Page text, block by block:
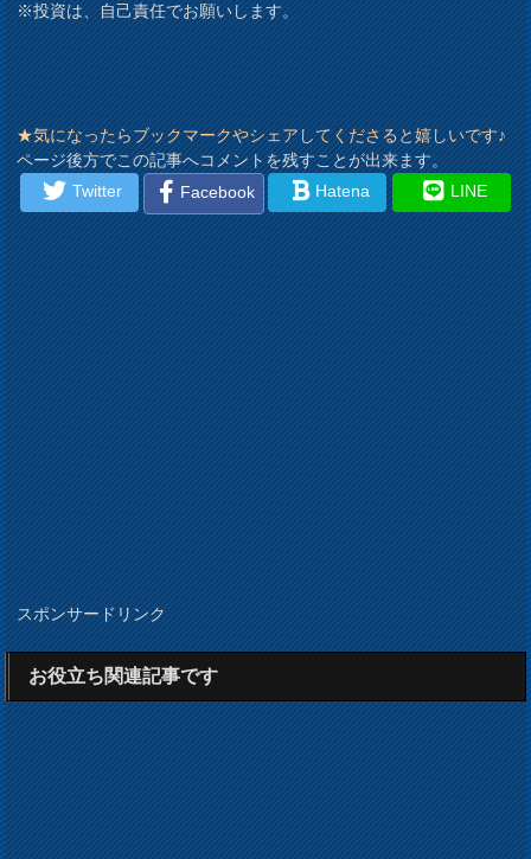
※投資は、自己責任でお願いします。
★気になったらブックマークやシェアしてくださると嬉しいです♪
ページ後方でこの記事へコメントを残すことが出来ます。
Twitter
Facebook Hatena LINE
スポンサードリンク
お役立ち関連記事です